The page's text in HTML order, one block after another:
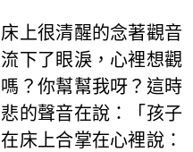
很清醒的念著觀音
下了眼淚，心裡想觀
？你幫幫我呀？這時
的聲音在說：「孩子
床上合掌在心裡說：